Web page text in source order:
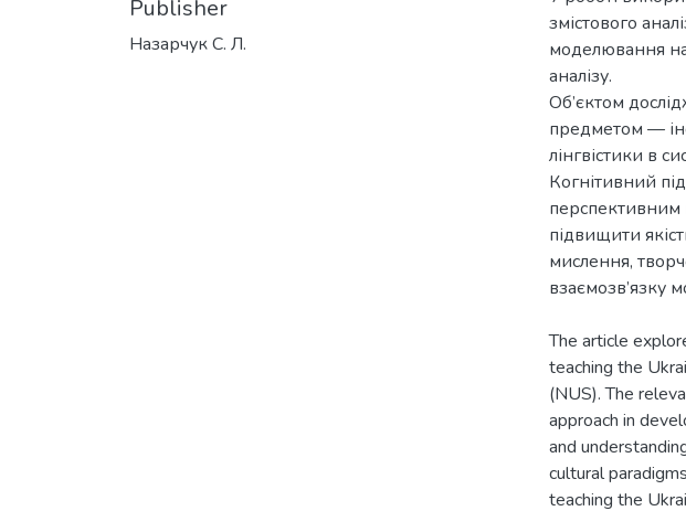
Publisher
Назарчук С. Л.
змістового
моделювання
аналізу.
Об’єктом
предметом —
лінгвістики в
Когнітивний
перспективним
підвищити
мислення,
The article
teaching the
(NUS). The
approach in
and
cultural
teaching the